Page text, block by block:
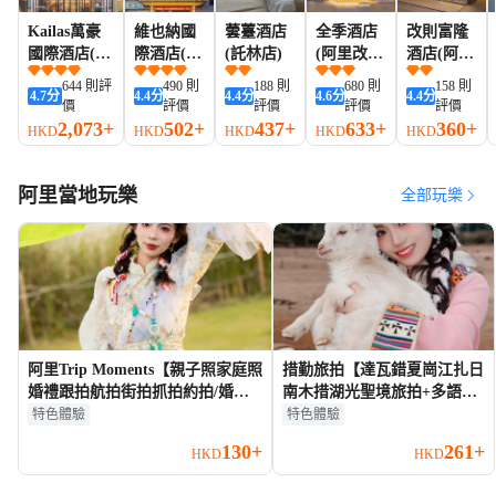
Kailas萬豪
國際酒店(塔
欽岡仁波齊
風景區店)
4.7分
644 則評
價
HKD2,073+
維也納國
際酒店(阿
里神山店)
4.4分
490 則
評價
HKD502+
蕓薹酒店
(託林店)
4.4分
188 則
評價
HKD437+
全季酒店
(阿里改則
店)
4.6分
680 則
評價
HKD633+
改則富隆
酒店(阿里
地區改則
縣文化路
4.4分
158 則
評價
HKD360+
阿里當地玩樂 全部玩樂
阿里Trip Moments【親子照家庭照
婚禮跟拍航拍街拍抓拍約拍/婚紗
寫真攝影攝像/翻譯】
特色體驗
HKD130+
措勤旅拍【達瓦錯夏崗江扎日
南木措湖光聖境旅拍+多語言
翻譯本地攝影師】
特色體驗
HKD261+